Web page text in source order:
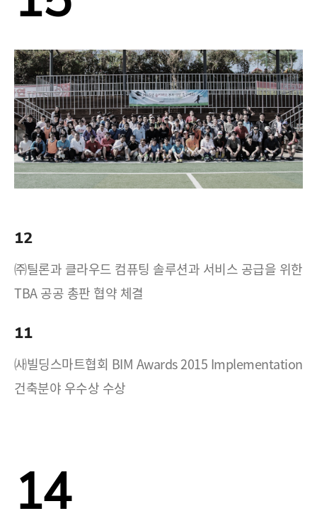
12
㈜틸론과 클라우드 컴퓨팅 솔루션과 서비스 공급을 위한
TBA 공공 총판 협약 체결
11
㈔빌딩스마트협회 BIM Awards 2015 Implementation
건축분야 우수상 수상
14